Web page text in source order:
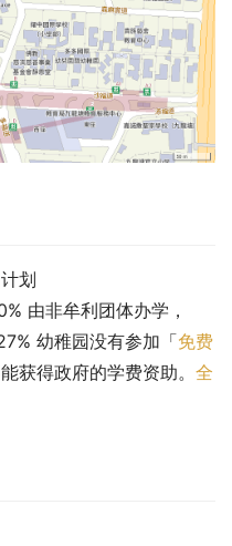
计划
由非牟利团体办学，
幼稚园没有参加「免费
获得政府的学费资助。 全